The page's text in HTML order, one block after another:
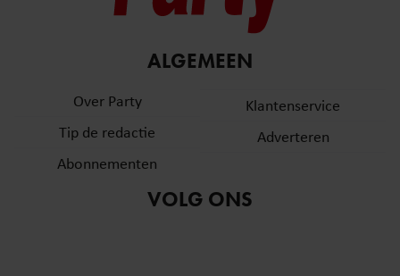
ALGEMEEN
Over Party
Tip de redactie
Abonnementen
Klantenservice
Adverteren
VOLG ONS